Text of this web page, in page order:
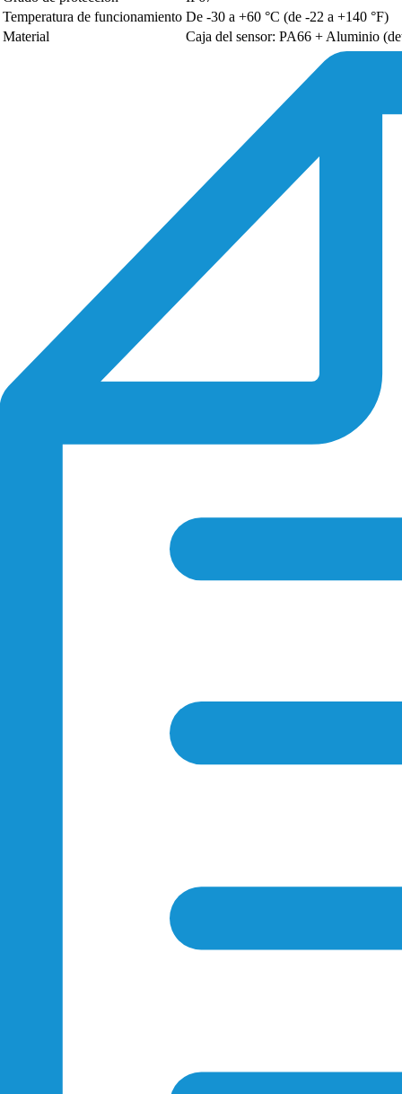
Temperatura de funcionamiento De -30 a +60 °C (de -22 a +140 °F)
Material
Caja del sensor: PA66 + Aluminio